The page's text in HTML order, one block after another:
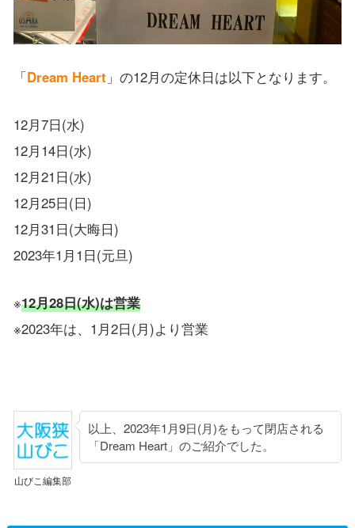
「Dream Heart 」の12月の定休日は以下となります。
12月7日(水)
12月14日(水)
12月21日(水)
12月25日(日)
12月31日(大晦日)
2023年1月1日(元旦)
※12月28日(水)は営業
※2023年は、1月2日(月)より営業
山びこ編集部
以上、2023年1月9日(月)をもって閉店される
「Dream Heart」のご紹介でした。